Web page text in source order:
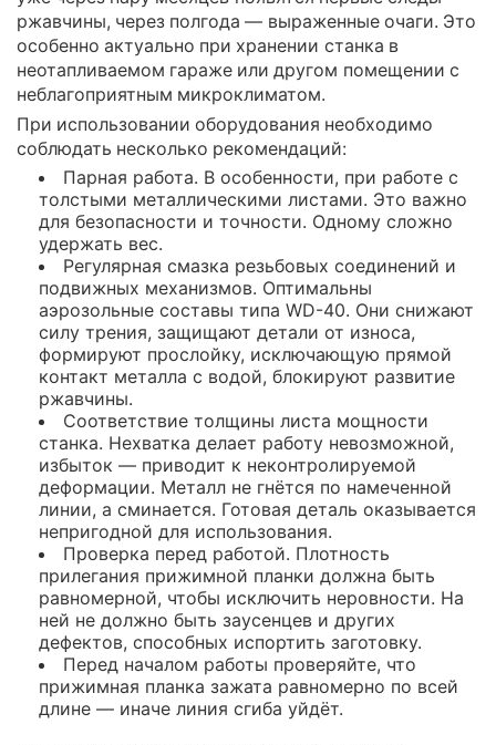
ржавчины, через полгода — выраженные очаги. Это
особенно актуально при хранении станка в
неотапливаемом гараже или другом помещении с
неблагоприятным микроклиматом.
При использовании оборудования необходимо
соблюдать несколько рекомендаций:
Парная работа. В особенности, при работе с
толстыми металлическими листами. Это важно
для безопасности и точности. Одному сложно
удержать вес.
Регулярная смазка резьбовых соединений и
подвижных механизмов. Оптимальны
аэрозольные составы типа WD-40. Они снижают
силу трения, защищают детали от износа,
формируют прослойку, исключающую прямой
контакт металла с водой, блокируют развитие
ржавчины.
Соответствие толщины листа мощности
станка. Нехватка делает работу невозможной,
избыток — приводит к неконтролируемой
деформации. Металл не гнётся по намеченной
линии, а сминается. Готовая деталь оказывается
непригодной для использования.
Проверка перед работой. Плотность
прилегания прижимной планки должна быть
равномерной, чтобы исключить неровности. На
ней не должно быть заусенцев и других
дефектов, способных испортить заготовку.
Перед началом работы проверяйте, что
прижимная планка зажата равномерно по всей
длине — иначе линия сгиба уйдёт.